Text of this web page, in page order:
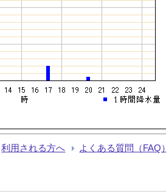
利用される方へ よくある質問（FAQ）